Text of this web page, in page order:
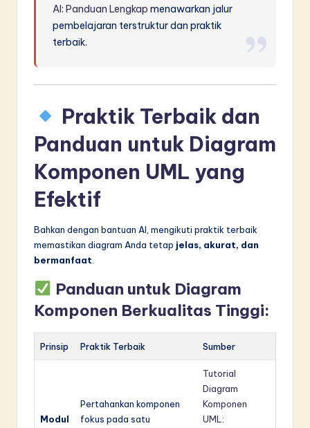
AI: Panduan Lengkap menawarkan jalur
pembelajaran terstruktur dan praktik
terbaik.
Praktik Terbaik dan
Panduan untuk Diagram
Komponen UML yang
Efektif
Bahkan dengan bantuan AI, mengikuti praktik terbaik
memastikan diagram Anda tetap jelas, akurat, dan
bermanfaat
Panduan untuk Diagram
Komponen Berkualitas Tinggi:
Prinsip Praktik Terbaik Sumber
Modul
Pertahankan komponen
fokus pada satu
Tutorial
Diagram
Komponen
UML: